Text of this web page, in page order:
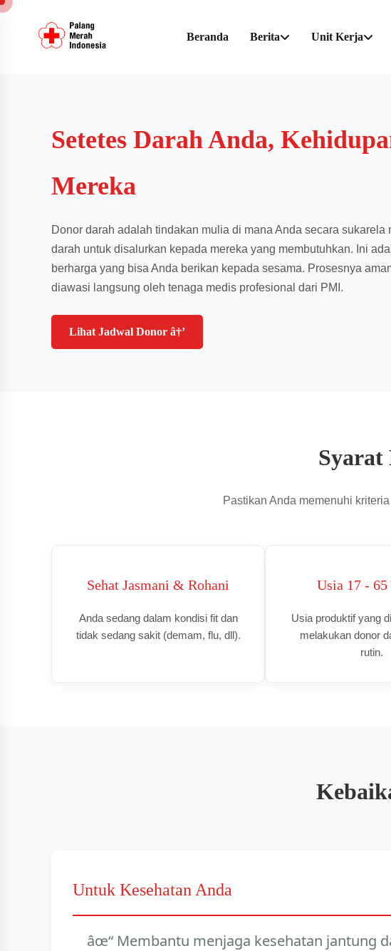
Beranda Berita Unit Kerja
Setetes Darah Anda,
Mereka
Donor darah adalah tindakan mulia di mana Anda secara sukarela
darah untuk disalurkan kepada mereka yang membutuhkan. Ini
berharga yang bisa Anda berikan kepada sesama. Prosesnya
diawasi langsung oleh tenaga medis profesional dari PMI.
Lihat Jadwal Donor â†’
Syarat
Pastikan Anda memenuhi
Sehat Jasmani & Rohani
Anda sedang dalam kondisi fit dan
tidak sedang sakit (demam, flu, dll).
Usia 17 - 65
Usia produktif yang
melakukan donor
rutin.
Untuk Kesehatan Anda
Membantu menjaga kesehatan jantung